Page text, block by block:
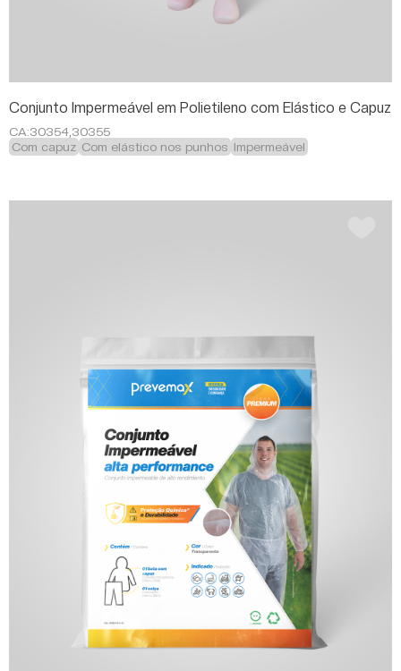
Conjunto Impermeável em Polietileno com Elástico e Capuz
CA:30354,30355
Com capuz Com elástico nos punhos Impermeável